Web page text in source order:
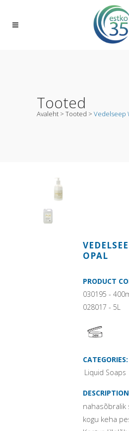
Tooted
Avaleht > Tooted > Vedelseep
OPAL
PRODUCT
030195 -
028017 - 5L
CATEGORIES:
Liquid Soaps
nahasõbralik
kogu keha